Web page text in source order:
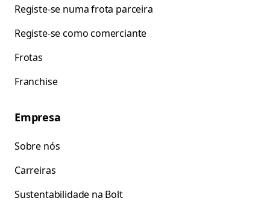
Registe-se numa frota parceira
Registe-se como comerciante
Frotas
Franchise
Empresa
Sobre nós
Carreiras
Sustentabilidade na Bolt